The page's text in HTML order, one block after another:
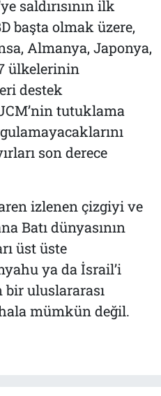
saldırısının ilk
başta olmak üzere,
Almanya, Japonya,
ülkelerinin
destek
tutuklama
son derece
izlenen çizgiyi ve
Batı dünyasının
üst üste
ya da İsrail’i
uluslararası
mümkün değil.